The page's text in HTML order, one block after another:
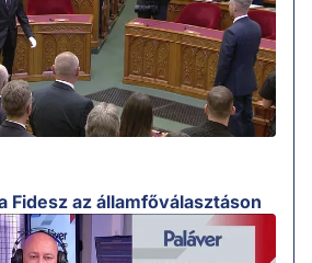
Fidesz az államfőválasztáson